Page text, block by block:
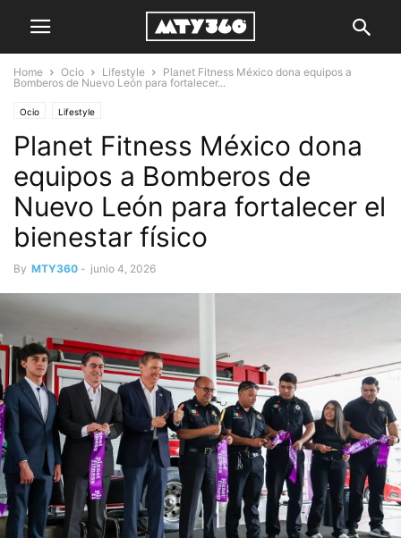
Home Ocio Lifestyle
Planet Fitness México dona equipos a
Bomberos de Nuevo León para fortalecer...
Ocio Lifestyle
Planet Fitness México dona
equipos a Bomberos de
Nuevo León para fortalecer el
bienestar físico
By MTY360 - junio 4, 2026